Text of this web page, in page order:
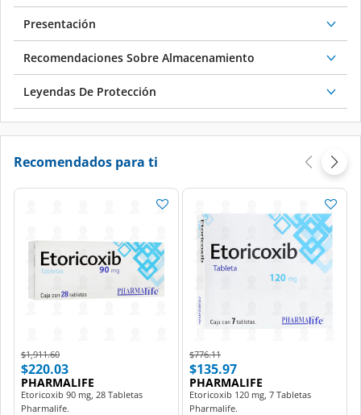
Presentación
Recomendaciones Sobre Almacenamiento
Leyendas De Protección
Recomendados para ti
Price reduced from
$1,911.60to
$220.03
PHARMALIFE
Etoricoxib 90 mg, 28 Tabletas
Pharmalife.
Price reduced from
$776.11to
$135.97
PHARMALIFE
Etoricoxib 120 mg, 7 Tabletas
Pharmalife.